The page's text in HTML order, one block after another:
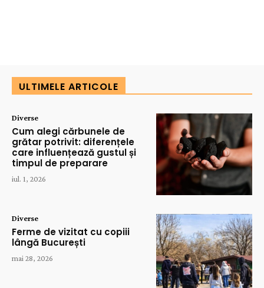
ULTIMELE ARTICOLE
Diverse
Cum alegi cărbunele de
grătar potrivit: diferențele
care influențează gustul și
timpul de preparare
iul. 1, 2026
Diverse
Ferme de vizitat cu copiii
lângă București
mai 28, 2026